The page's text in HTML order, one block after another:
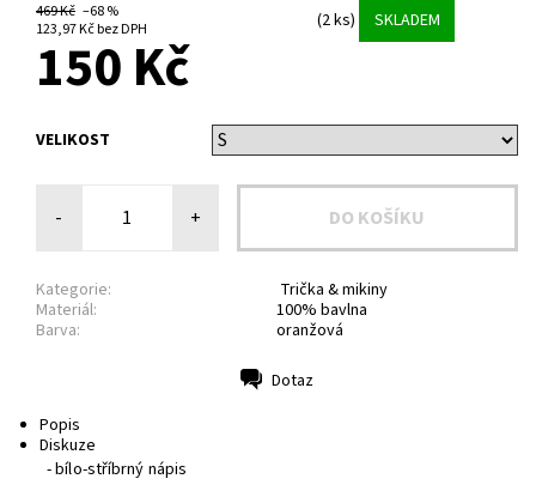
469 Kč –68 %
123,97 Kč bez DPH
(2 ks) SKLADEM
150 Kč
VELIKOST
- +
Kategorie:
Trička & mikiny
Materiál:
100% bavlna
Barva:
oranžová
Dotaz
Popis
Diskuze
- bílo-stříbrný nápis